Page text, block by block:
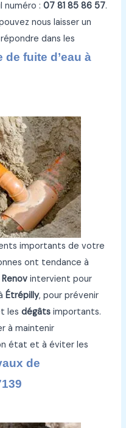
numéro :07 81 85 86 57.
nous laisser un
dans les
de fuite d’eau à
importants de votre
ont tendance à
intervient pour
Étrépilly, pour prévenir
lesdégâts importants.
à maintenir
état et à éviter les
de